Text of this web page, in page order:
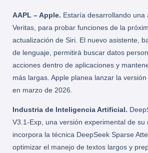
AAPL – Apple. Estaría desarrollando una
Veritas, para probar funciones de la
actualización de Siri. El nuevo asistente,
de lenguaje, permitirá buscar datos
acciones dentro de aplicaciones y
más largas. Apple planea lanzar la
en marzo de 2026.
Industria de Inteligencia Artificial.
V3.1-Exp, una versión experimental de su
incorpora la técnica DeepSeek Sparse
optimizar el manejo de textos largos y